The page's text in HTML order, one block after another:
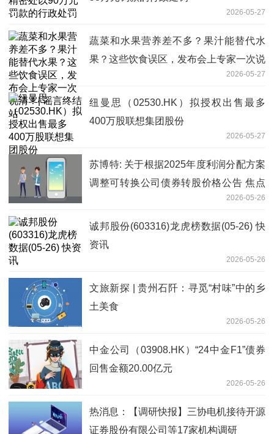
2026-05-27
蔬菜和水果营养差不多？果汁能替代水
果？这些饮食误区，发布会上专家一次说
2026-05-27
纽曼思（02530.HK）拟授权出售最多
400万股联想集团股份
2026-05-27
苏博特: 关于根据2025年度利润分配方案
调整可转换公司债券转股价格公告 焦点
2026-05-26
诚邦股份(603316)龙虎榜数据(05-26) 快
资讯
2026-05-26
文旅新探 | 贵州石阡：寻觅“村味”中的乡
土美食
2026-05-26
中金公司（03908.HK）“24中金F1”债券
回售金额20.00亿元
2026-05-26
热消息：【调研快报】三协电机接待开源
证券股份有限公司等17家机构调研